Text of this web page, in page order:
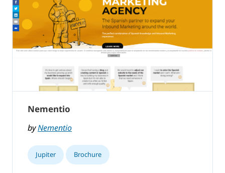
Nementio
byNementio
Jupiter Brochure